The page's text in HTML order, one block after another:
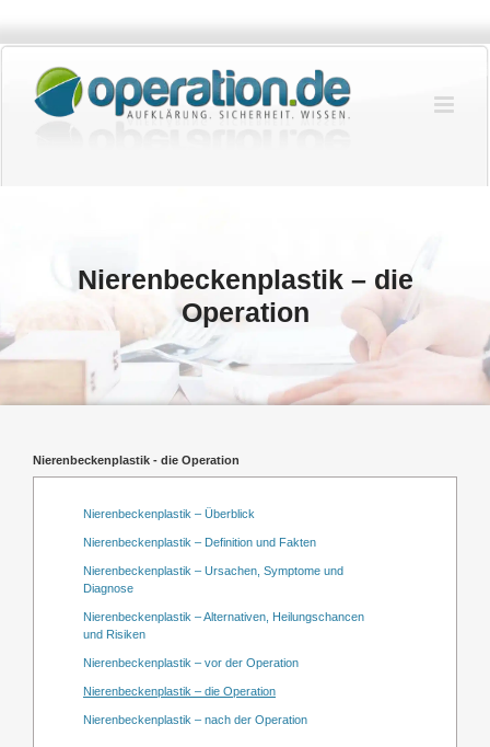
springen
Nierenbeckenplastik – die
Operation
Nierenbeckenplastik - die Operation
Nierenbeckenplastik – Überblick
Nierenbeckenplastik – Definition und Fakten
Nierenbeckenplastik – Ursachen, Symptome und
Diagnose
Nierenbeckenplastik – Alternativen, Heilungschancen
und Risiken
Nierenbeckenplastik – vor der Operation
Nierenbeckenplastik – die Operation
Nierenbeckenplastik – nach der Operation